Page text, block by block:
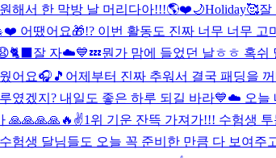
해서 한 막방 날 머리다아!!!🌎❤️🌙Holiday🥰잘
어땠어요🎁!? 이번 활동도 진짜 너무 너무
잘 자☁️💙💤뭔가 맘에 들었던 날ㅎㅎ 혹쉬
어요🎧🎵 어제부터 진짜 추워서 결국 패딩을
였겠지? 내일도 좋은 하루 되길 바라💙☁️ 오늘
🙏🙏🙏🙏🔥✌️1위 기운 잔뜩 가져가!!! 수험생
험생 달님들도 오늘 꼭 준비한 만큼 다 보여주